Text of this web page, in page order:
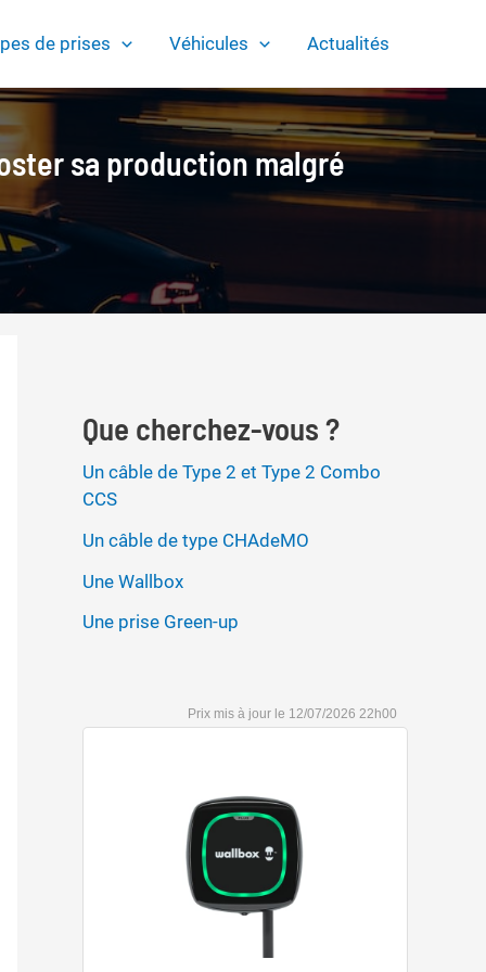
de prises Véhicules Actualités
sa production malgré
Que cherchez-vous ?
Un câble de Type 2 et Type 2 Combo
CCS
Un câble de type CHAdeMO
Une Wallbox
Une prise Green-up
12/07/2026 22h00